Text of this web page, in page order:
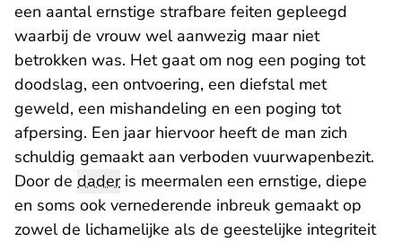
een aantal ernstige strafbare feiten gepleegd
waarbij de vrouw wel aanwezig maar niet
betrokken was. Het gaat om nog een poging tot
doodslag, een ontvoering, een diefstal met
geweld, een mishandeling en een poging tot
afpersing. Een jaar hiervoor heeft de man zich
schuldig gemaakt aan verboden vuurwapenbezit.
Door de daderis meermalen een ernstige, diepe
en soms ook vernederende inbreuk gemaakt op
zowel de lichamelijke als de geestelijke integriteit